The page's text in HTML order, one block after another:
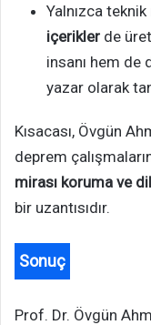
Yalnızca
içerikler de
insanı hem de
yazar olarak
Kısacası, Övgün
deprem
mirası koruma ve
bir uzantısıdır.
Sonuç
Prof. Dr. Övgün